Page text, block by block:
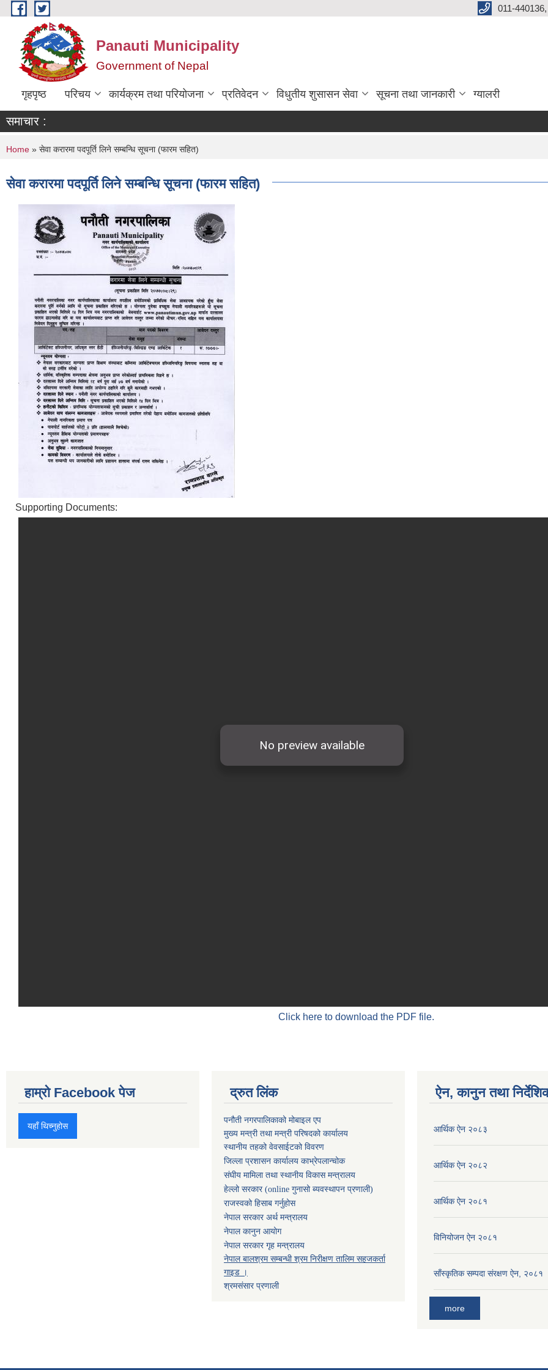
Skip to main content 011-
Panauti Municipality
Government of Nepal
गृहपृष्ठ परिचय कार्यक्रम तथा परियोजना प्रतिवेदन विधुतीय शुसासन सेवा सूचना तथा जानकारी ग्यालरी
समाचार :
You are here
Home » सेवा करारमा पदपूर्ति लिने सम्बन्धि सूचना (फारम सहित)
सेवा करारमा पदपूर्ति लिने सम्बन्धि सूचना (फारम सहित)
Supporting Documents:
Click here to download the PDF file.
हाम्रो Facebook पेज
यहाँ थिच्नुहोस
द्रुत लिंक
पनौती नगरपालिकाको मोबाइल एप
मुख्य मन्त्री तथा मन्त्री परिषदको कार्यालय
स्थानीय तहको वेवसाईटको विवरण
जिल्ला प्रशासन कार्यालय काभ्रेपलान्चोक
संघीय मामिला तथा स्थानीय विकास मन्त्रालय
हेल्लो सरकार (online गुनासो ब्यवस्थापन प्रणाली)
राजस्वको हिसाब गर्नुहोस
नेपाल सरकार अर्थ मन्त्रालय
नेपाल कानुन आयोग
नेपाल सरकार गृह मन्त्रालय
नेपाल बालश्रम सम्बन्धी श्रम निरीक्षण तालिम सहजकर्ता
गाइड ।
श्रमसंसार प्रणाली
ऐन, कानुन तथा
आर्थिक ऐन २०८३
आर्थिक ऐन २०८२
आर्थिक ऐन २०८१
विनियोजन ऐन २०८१
साँस्कृतिक सम्पदा संरक्षण ऐन, २०८१
more